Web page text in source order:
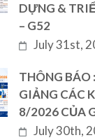
DỰNG &
– G52
July 31st,
THÔNG BÁO
GIẢNG CÁC
8/2026 CỦA
July 30th,